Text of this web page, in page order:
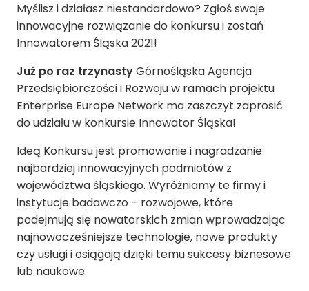
Myślisz i działasz niestandardowo? Zgłoś swoje
innowacyjne rozwiązanie do konkursu i zostań
Innowatorem Śląska 2021!
Już po raz trzynastyGórnośląska Agencja
Przedsiębiorczości i Rozwoju w ramach projektu
Enterprise Europe Network ma zaszczyt zaprosić
do udziału w konkursie Innowator Śląska!
Ideą Konkursu jest promowanie i nagradzanie
najbardziej innowacyjnych podmiotów z
województwa śląskiego. Wyróżniamy te firmy i
instytucje badawczo – rozwojowe, które
podejmują się nowatorskich zmian wprowadzając
najnowocześniejsze technologie, nowe produkty
czy usługi i osiągają dzięki temu sukcesy biznesowe
lub naukowe.